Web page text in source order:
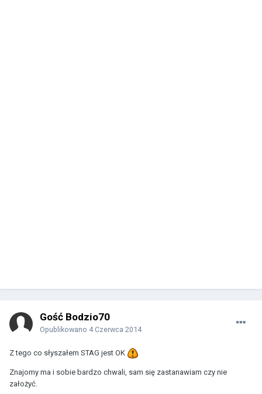
Gość Bodzio70
Opublikowano 4 Czerwca 2014
Z tego co słyszałem STAG jest OK
Znajomy ma i sobie bardzo chwali, sam się zastanawiam czy nie
założyć.